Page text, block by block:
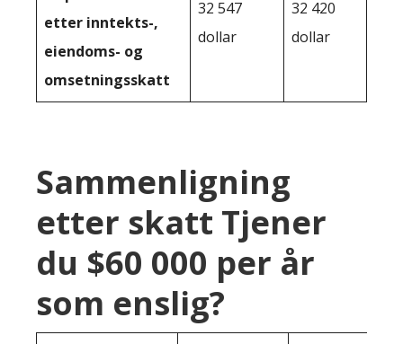
etter inntekts-,
eiendoms- og
omsetningsskatt
32 547
dollar
32 420
dollar
Sammenligning
etter skatt Tjener
du $60 000 per år
som enslig?